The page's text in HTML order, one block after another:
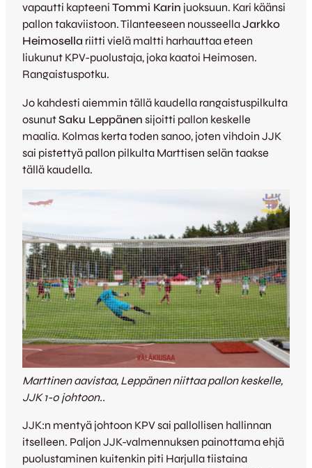
vapautti kapteeni Tommi Karin juoksuun. Kari käänsi
pallon takaviistoon. Tilanteeseen nousseellaJarkko
Heimosella riitti vielä maltti harhauttaa eteen
liukunut KPV-puolustaja, joka kaatoi Heimosen.
Rangaistuspotku.
Jo kahdesti aiemmin tällä kaudella rangaistuspilkulta
osunutSaku Leppänen sijoitti pallon keskelle
maalia. Kolmas kerta toden sanoo, joten vihdoin JJK
sai pistettyä pallon pilkulta Marttisen selän taakse
tällä kaudella.
Marttinen aavistaa, Leppänen niittaa pallon keskelle,
JJK 1-0 johtoon..
JJK:n mentyä johtoon KPV sai pallollisen hallinnan
itselleen. Paljon JJK-valmennuksen painottama ehjä
puolustaminen kuitenkin piti Harjulla tiistaina